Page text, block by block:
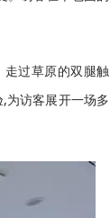
过草原的双腿触
为访客展开一场多